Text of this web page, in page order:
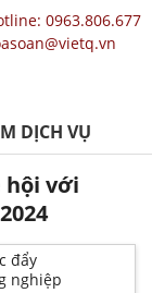
0963.806.677
DỊCH VỤ
hội với
đẩy
nghiệp